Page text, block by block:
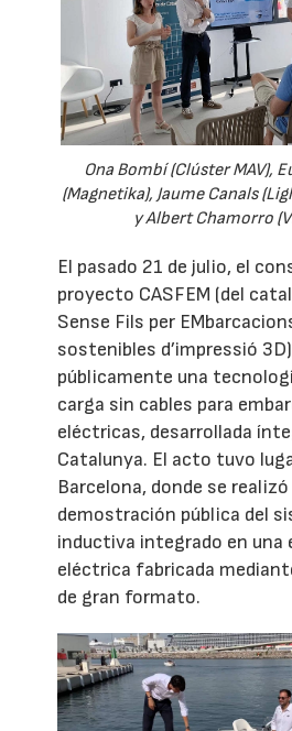
Ona Bombí (Clúster MAV),
(Magnetika), Jaume Canals
y Albert Chamorro
El pasado 21 de julio, el
proyecto CASFEM (del
Sense Fils per
sostenibles d’impressió
públicamente una
carga sin cables para
eléctricas, desarrollada
Catalunya. El acto tuvo
Barcelona, donde se
demostración pública del
inductiva integrado en una
eléctrica fabricada
de gran formato.